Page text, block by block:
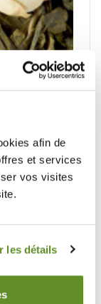
afin de
et services
vos visites
les détails
pêche